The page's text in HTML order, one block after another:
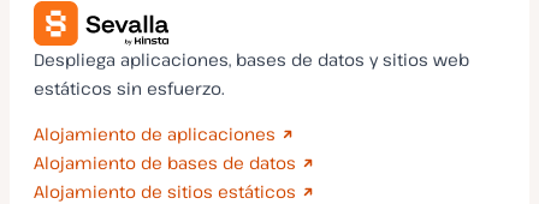
Despliega aplicaciones, bases de datos y sitios web
estáticos sin esfuerzo.
Alojamiento de aplicaciones
Alojamiento de bases de datos
Alojamiento de sitios estáticos